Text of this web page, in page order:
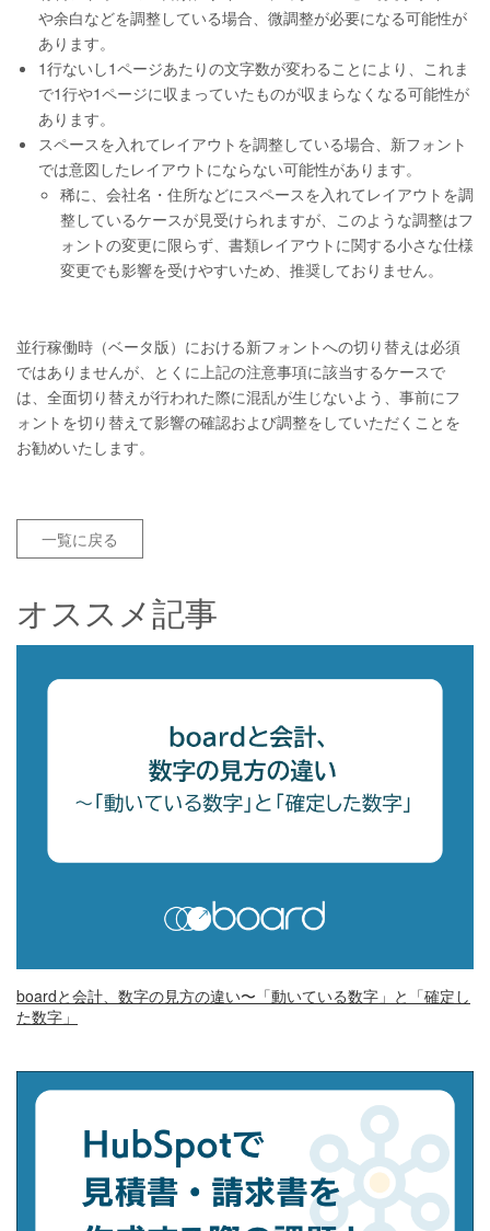
や余白などを調整している場合、微調整が必要になる可能性が
あります。
1行ないし1ページあたりの文字数が変わることにより、これま
で1行や1ページに収まっていたものが収まらなくなる可能性が
あります。
スペースを入れてレイアウトを調整している場合、新フォント
では意図したレイアウトにならない可能性があります。
稀に、会社名・住所などにスペースを入れてレイアウトを調
整しているケースが見受けられますが、このような調整はフ
ォントの変更に限らず、書類レイアウトに関する小さな仕様
変更でも影響を受けやすいため、推奨しておりません。
並行稼働時（ベータ版）における新フォントへの切り替えは必須
ではありませんが、とくに上記の注意事項に該当するケースで
は、全面切り替えが行われた際に混乱が生じないよう、事前にフ
ォントを切り替えて影響の確認および調整をしていただくことを
お勧めいたします。
一覧に戻る
オススメ記事
boardと会計、数字の見方の違い〜「動いている数字」と「確定し
た数字」